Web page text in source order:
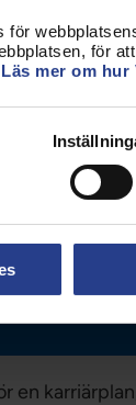
för
för
Läs mer om
kan
med
utveckla
en